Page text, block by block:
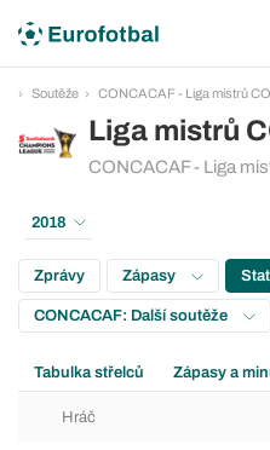
Soutěže CONCACAF - Liga mistrů
Liga mistrů
CONCACAF - Liga
2018
Zprávy Zápasy
CONCACAF: Další soutěže
Tabulka střelců Zápasy a
Hráč